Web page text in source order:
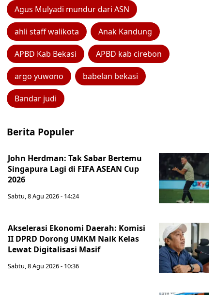
Agus Mulyadi mundur dari ASN
ahli staff walikota Anak Kandung
APBD Kab Bekasi APBD kab cirebon
argo yuwono babelan bekasi
Bandar judi
Berita Populer
John Herdman: Tak Sabar Bertemu
Singapura Lagi di FIFA ASEAN Cup
2026
Sabtu, 8 Agu 2026 - 14:24
Akselerasi Ekonomi Daerah: Komisi
II DPRD Dorong UMKM Naik Kelas
Lewat Digitalisasi Masif
Sabtu, 8 Agu 2026 - 10:36